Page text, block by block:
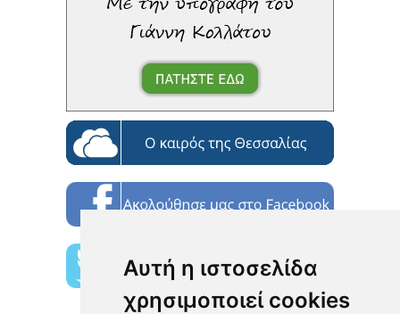
Αυτή η ιστοσελίδα
χρησιμοποιεί cookies